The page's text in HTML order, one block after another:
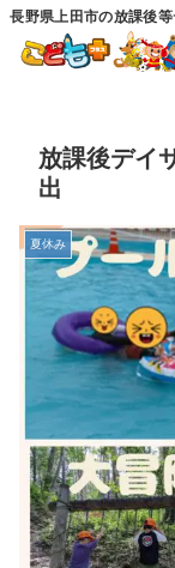
長野県上田市の放課後
放課後デイ
出
夏休み